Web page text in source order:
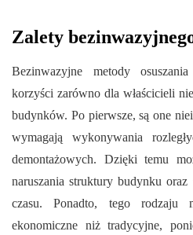
Zalety
Bezinwazyjne metody
korzyści zarówno dla właścicieli
budynków. Po pierwsze, są one
wymagają wykonywania
demontażowych. Dzięki temu
naruszania struktury budynku
czasu. Ponadto, tego rodzaju
ekonomiczne niż tradycyjne,